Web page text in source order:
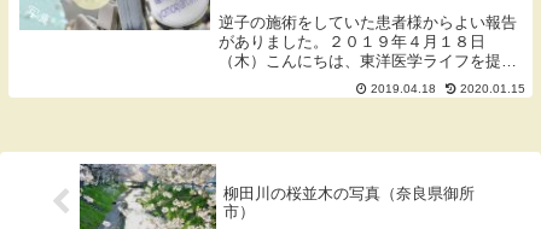
逆子の施術をしていた患者様からよい報告
がありました。２０１９年４月１８日
（木）こんにちは、東洋医学ライフを提案
する橋本市の隠れ家鍼灸院こと蓬庵の和田
です。今日は、かつらぎ町から来られてい
2019.04.18 2020.01.15
柳田川の桜並木の写真（奈良県御所
市）